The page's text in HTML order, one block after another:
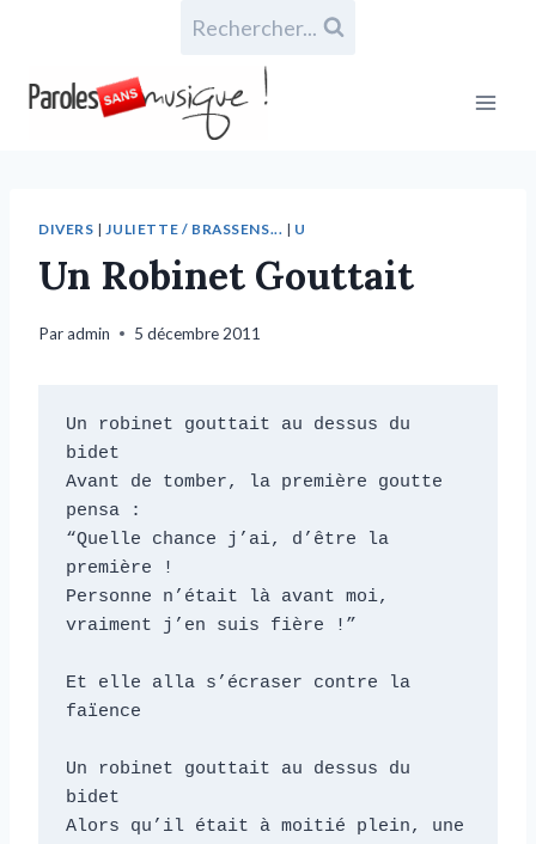
Rechercher...
DIVERS |JULIETTE / BRASSENS... | U
Un Robinet Gouttait
Paradmin 5 décembre 2011
Un robinet gouttait au dessus du
bidet
Avant de tomber, la première goutte
pensa :
“Quelle chance j’ai, d’être la
première !
Personne n’était là avant moi,
vraiment j’en suis fière !”
Et elle alla s’écraser contre la
faïence
Un robinet gouttait au dessus du
bidet
Alors qu’il était à moitié plein, une